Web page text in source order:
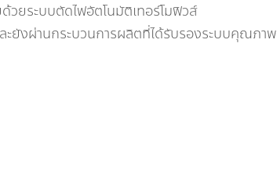
ยระบบตัดไฟอัตโนมัติเทอร์โมฟิวส์
งผ่านกระบวนการผลิตที่ได้รับรองระบบคุณภา